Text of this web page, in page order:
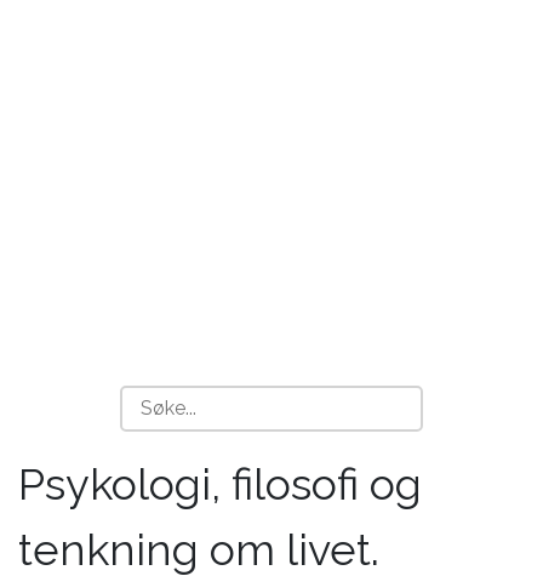
Psykologi, filosofi og
tenkning om livet.